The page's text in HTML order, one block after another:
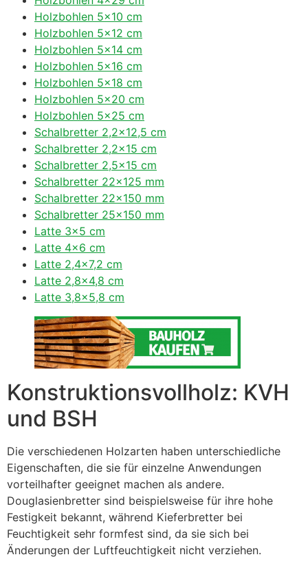
Holzbohlen 5×10 cm
Holzbohlen 5×12 cm
Holzbohlen 5×14 cm
Holzbohlen 5×16 cm
Holzbohlen 5×18 cm
Holzbohlen 5×20 cm
Holzbohlen 5×25 cm
Schalbretter 2,2×12,5 cm
Schalbretter 2,2×15 cm
Schalbretter 2,5×15 cm
Schalbretter 22×125 mm
Schalbretter 22×150 mm
Schalbretter 25×150 mm
Latte 3×5 cm
Latte 4×6 cm
Latte 2,4×7,2 cm
Latte 2,8×4,8 cm
Latte 3,8×5,8 cm
Konstruktionsvollholz: KVH
und BSH
Die verschiedenen Holzarten haben unterschiedliche
Eigenschaften, die sie für einzelne Anwendungen
vorteilhafter geeignet machen als andere.
Douglasienbretter sind beispielsweise für ihre hohe
Festigkeit bekannt, während Kieferbretter bei
Feuchtigkeit sehr formfest sind, da sie sich bei
Änderungen der Luftfeuchtigkeit nicht verziehen.